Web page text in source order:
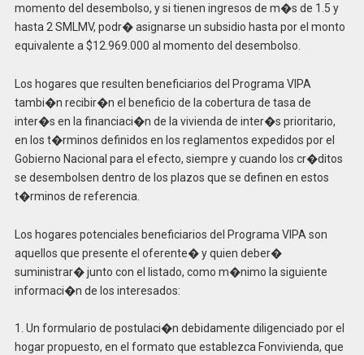
momento del desembolso, y si tienen ingresos de m�s de 1.5 y
hasta 2 SMLMV, podr� asignarse un subsidio hasta por el monto
equivalente a $12.969.000 al momento del desembolso.
Los hogares que resulten beneficiarios del Programa VIPA
tambi�n recibir�n el beneficio de la cobertura de tasa de
inter�s en la financiaci�n de la vivienda de inter�s prioritario,
en los t�rminos definidos en los reglamentos expedidos por el
Gobierno Nacional para el efecto, siempre y cuando los cr�ditos
se desembolsen dentro de los plazos que se definen en estos
t�rminos de referencia.
Los hogares potenciales beneficiarios del Programa VIPA son
aquellos que presente el oferente� y quien deber�
suministrar� junto con el listado, como m�nimo la siguiente
informaci�n de los interesados:
1. Un formulario de postulaci�n debidamente diligenciado por el
hogar propuesto, en el formato que establezca Fonvivienda, que